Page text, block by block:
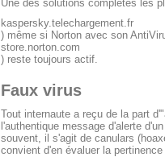
Une des solutions complètes les
kaspersky.telechargement.fr
) même si Norton avec son
store.norton.com
) reste toujours actif.
Faux virus
Tout internaute a reçu de la part
l'authentique message d'alerte
souvent, il s'agit de canulars
convient d'en évaluer la